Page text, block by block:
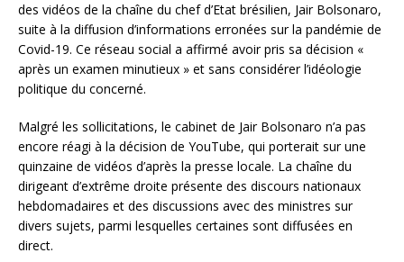
des vidéos de la chaîne du chef d’Etat brésilien, Jair Bolsonaro,
suite à la diffusion d’informations erronées sur la pandémie de
Covid-19. Ce réseau social a affirmé avoir pris sa décision «
après un examen minutieux » et sans considérer l’idéologie
politique du concerné.
Malgré les sollicitations, le cabinet de Jair Bolsonaro n’a pas
encore réagi à la décision de YouTube, qui porterait sur une
quinzaine de vidéos d’après la presse locale. La chaîne du
dirigeant d’extrême droite présente des discours nationaux
hebdomadaires et des discussions avec des ministres sur
divers sujets, parmi lesquelles certaines sont diffusées en
direct.